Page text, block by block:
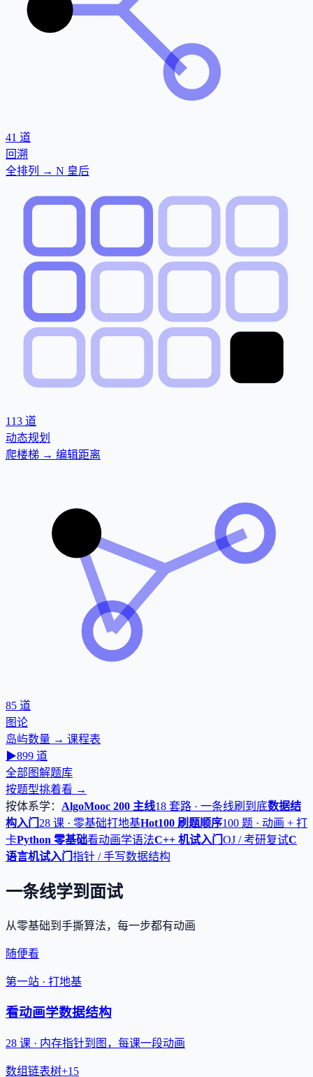
41 道
回溯
全排列 → N 皇后
113 道
动态规划
爬楼梯 → 编辑距离
85 道
图论
岛屿数量 → 课程表
▶899 道
全部图解题库
按题型挑着看 →
按体系学： AlgoMooc 200 主线18 套路 · 一条线刷到底数据结
构入门 28 课 · 零基础打地基Hot100 刷题顺序100 题 · 动画 + 打
卡Python 零基础看动画学语法C++ 机试入门 OJ / 考研复试C
语言机试入门 指针 / 手写数据结构
一条线学到面试
从零基础到手撕算法，每一步都有动画
随便看
第一站 · 打地基
看动画学数据结构
28 课 · 内存指针到图，每课一段动画
数组链表树+15